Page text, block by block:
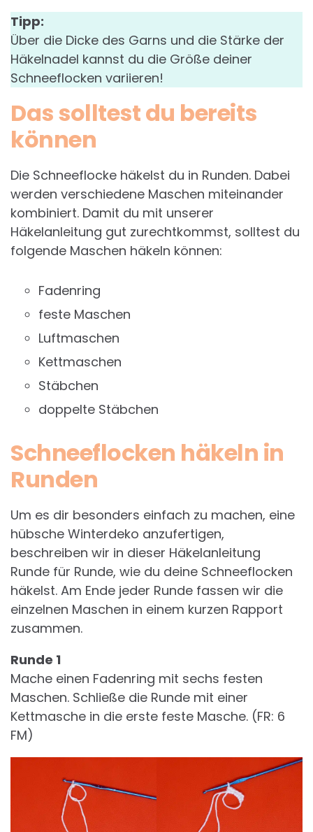
Tipp:
Über die Dicke des Garns und die Stärke der
Häkelnadel kannst du die Größe deiner
Schneeflocken variieren!
Das solltest du bereits
können
Die Schneeflocke häkelst du in Runden. Dabei
werden verschiedene Maschen miteinander
kombiniert. Damit du mit unserer
Häkelanleitung gut zurechtkommst, solltest du
folgende Maschen häkeln können:
Fadenring
feste Maschen
Luftmaschen
Kettmaschen
Stäbchen
doppelte Stäbchen
Schneeflocken häkeln in
Runden
Um es dir besonders einfach zu machen, eine
hübsche Winterdeko anzufertigen,
beschreiben wir in dieser Häkelanleitung
Runde für Runde, wie du deine Schneeflocken
häkelst. Am Ende jeder Runde fassen wir die
einzelnen Maschen in einem kurzen Rapport
zusammen.
Runde 1
Mache einen Fadenring mit sechs festen
Maschen. Schließe die Runde mit einer
Kettmasche in die erste feste Masche. (FR: 6
FM)